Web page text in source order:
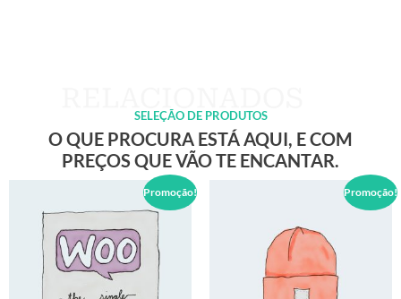
SELEÇÃO DE PRODUTOS
O QUE PROCURA ESTÁ AQUI, E COM
PREÇOS QUE VÃO TE ENCANTAR.
Promoção! Promoção!